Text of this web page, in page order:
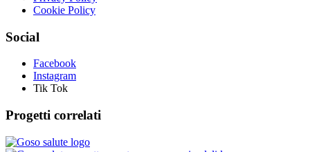
Cookie Policy
Social
Facebook
Instagram
Tik Tok
Progetti correlati